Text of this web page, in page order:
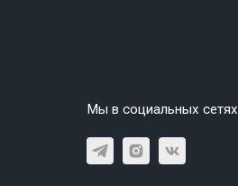
Мы в социальных сетях